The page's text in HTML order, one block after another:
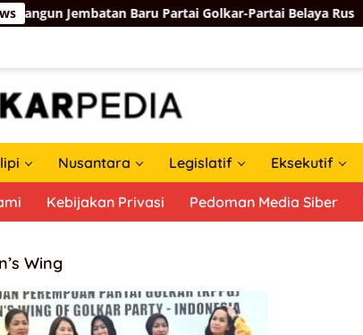
Jembatan Baru Partai Golkar-Partai Belaya Rus
Nusantara Legislatif Eksekutif
Kebijakan Privasi Pedoman Media Siber
Wing